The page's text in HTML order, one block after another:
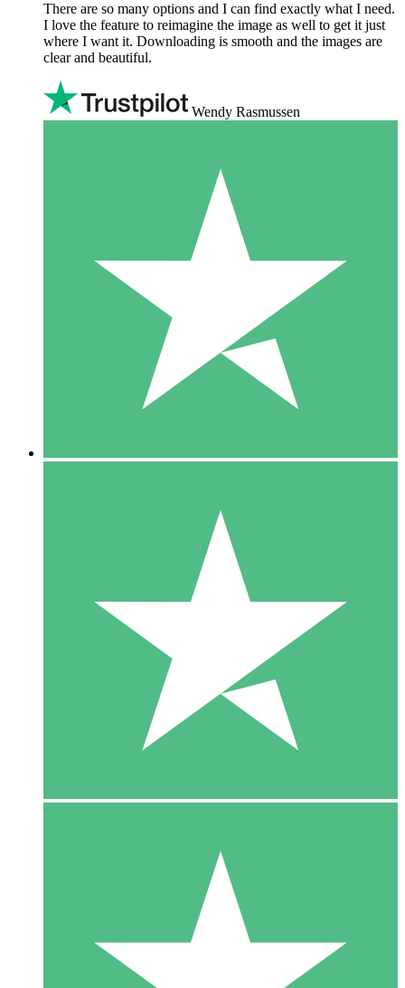
There are so many options and I can find exactly what I need.
I love the feature to reimagine the image as well to get it just
where I want it. Downloading is smooth and the images are
clear and beautiful.
Wendy Rasmussen